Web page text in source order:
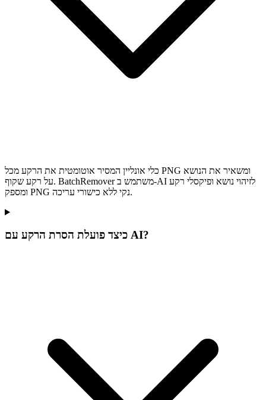
כלי אונליין המסיר אוטומטית את הרקע מכל PNG ומשאיר את הנושא
על רקע שקוף. BatchRemover משתמש ב-AI לזיהוי נושא ופיקסלי רקע
ומספק PNG נקי ללא כישורי עריכה.
כיצד פועלת הסרת הרקע עם AI?